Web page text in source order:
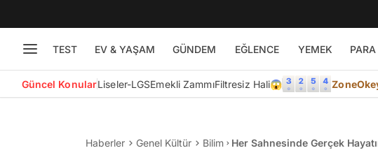
TEST EV & YAŞAM GÜNDEM EĞLENCE YEMEK PARA
Güncel KonularLiseler-LGSEmekli ZammıFiltresiz Hali😱
Haberler Genel Kültür Bilim
Her Sahnesinde Gerçek